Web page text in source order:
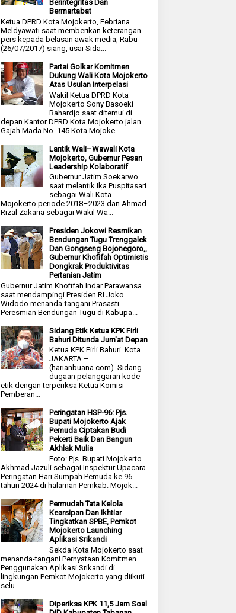
Berintegritas Dan
Bermartabat
Ketua DPRD Kota Mojokerto, Febriana
Meldyawati saat memberikan keterangan
pers kepada belasan awak media, Rabu
(26/07/2017) siang, usai Sida...
Partai Golkar Komitmen
Dukung Wali Kota Mojokerto
Atas Usulan Interpelasi
Wakil Ketua DPRD Kota
Mojokerto Sony Basoeki
Rahardjo saat ditemui di
depan Kantor DPRD Kota Mojokerto jalan
Gajah Mada No. 145 Kota Mojoke...
Lantik Wali–Wawali Kota
Mojokerto, Gubernur Pesan
Leadership Kolaboratif
Gubernur Jatim Soekarwo
saat melantik Ika Puspitasari
sebagai Wali Kota
Mojokerto periode 2018–2023 dan Ahmad
Rizal Zakaria sebagai Wakil Wa...
Presiden Jokowi Resmikan
Bendungan Tugu Trenggalek
Dan Gongseng Bojonegoro,,
Gubernur Khofifah Optimistis
Dongkrak Produktivitas
Pertanian Jatim
Gubernur Jatim Khofifah Indar Parawansa
saat mendampingi Presiden RI Joko
Widodo menanda-tangani Prasasti
Peresmian Bendungan Tugu di Kabupa...
Sidang Etik Ketua KPK Firli
Bahuri Ditunda Jum'at Depan
Ketua KPK Firli Bahuri. Kota
JAKARTA –
(harianbuana.com). Sidang
dugaan pelanggaran kode
etik dengan terperiksa Ketua Komisi
Pemberan...
Peringatan HSP-96: Pjs.
Bupati Mojokerto Ajak
Pemuda Ciptakan Budi
Pekerti Baik Dan Bangun
Akhlak Mulia
Foto: Pjs. Bupati Mojokerto
Akhmad Jazuli sebagai Inspektur Upacara
Peringatan Hari Sumpah Pemuda ke 96
tahun 2024 di halaman Pemkab. Mojok...
Permudah Tata Kelola
Kearsipan Dan Ikhtiar
Tingkatkan SPBE, Pemkot
Mojokerto Launching
Aplikasi Srikandi
Sekda Kota Mojokerto saat
menanda-tangani Pernyataan Komitmen
Penggunakan Aplikasi Srikandi di
lingkungan Pemkot Mojokerto yang diikuti
selu...
Diperiksa KPK 11,5 Jam Soal